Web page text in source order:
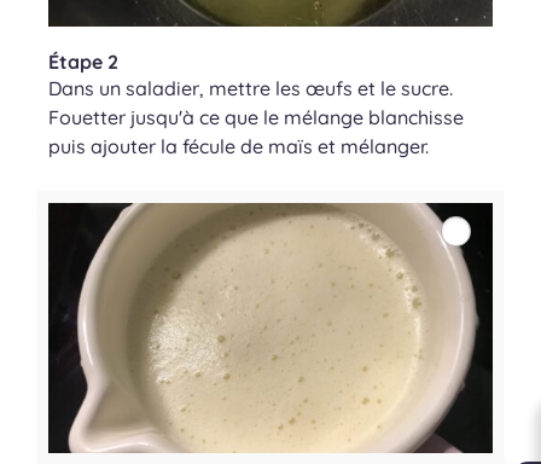
Étape 2
Dans un saladier, mettre les œufs et le sucre.
Fouetter jusqu'à ce que le mélange blanchisse
puis ajouter la fécule de maïs et mélanger.